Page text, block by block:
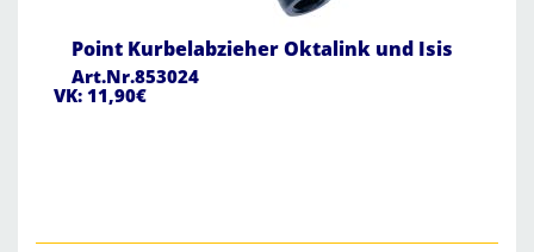
Point Kurbelabzieher Oktalink und Isis
Art.Nr.853024
VK: 11,90€